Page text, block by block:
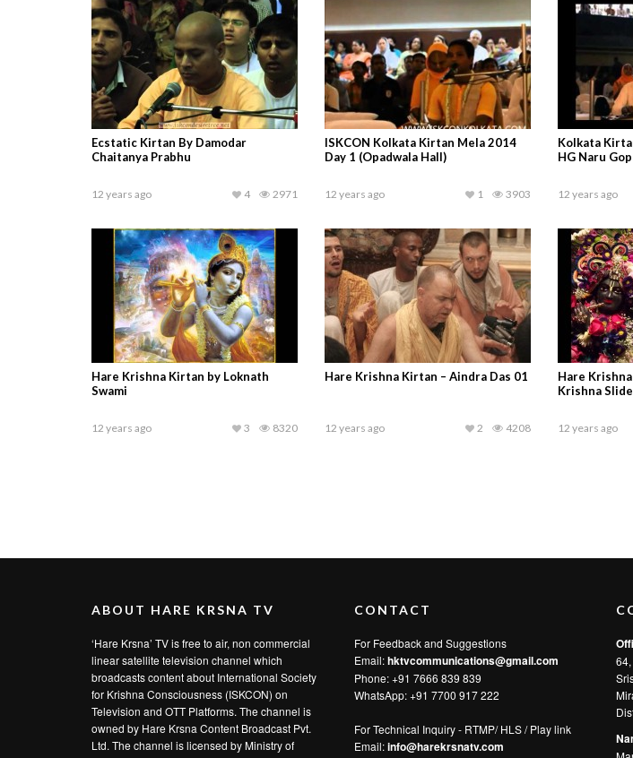
Ecstatic Kirtan By Damodar
Chaitanya Prabhu
12 years ago 2971
4
ISKCON Kolkata Kirtan Mela 2014
Day 1 (Opadwala Hall)
12 years ago 3903
1
Kolkata
HG Naru
12 years ago
Hare Krishna Kirtan by Loknath
Swami
12 years ago 8320
3
Hare Krishna Kirtan – Aindra Das 01
12 years ago 4208
2
Hare
Krishna
12 years ago
ABOUT HARE KRSNA TV
‘Hare Krsna’ TV is free to air, non commercial
linear satellite television channel which
broadcasts content about International Society
for Krishna Consciousness (ISKCON) on
Television and OTT Platforms. The channel is
owned by Hare Krsna Content Broadcast Pvt.
Ltd. The channel is licensed by Ministry of
CONTACT
For Feedback and Suggestions
Email:hktvcommunications@gmail.com
Phone: +91 7666 839 839
WhatsApp:+91 7700 917 222
For Technical Inquiry - RTMP/ HLS / Play link
Email:info@harekrsnatv.com